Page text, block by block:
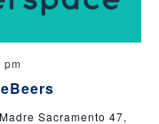
pm
Sacramento 47,